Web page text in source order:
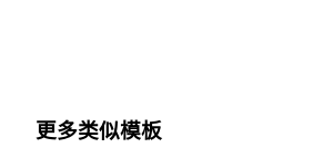
更多类似模板